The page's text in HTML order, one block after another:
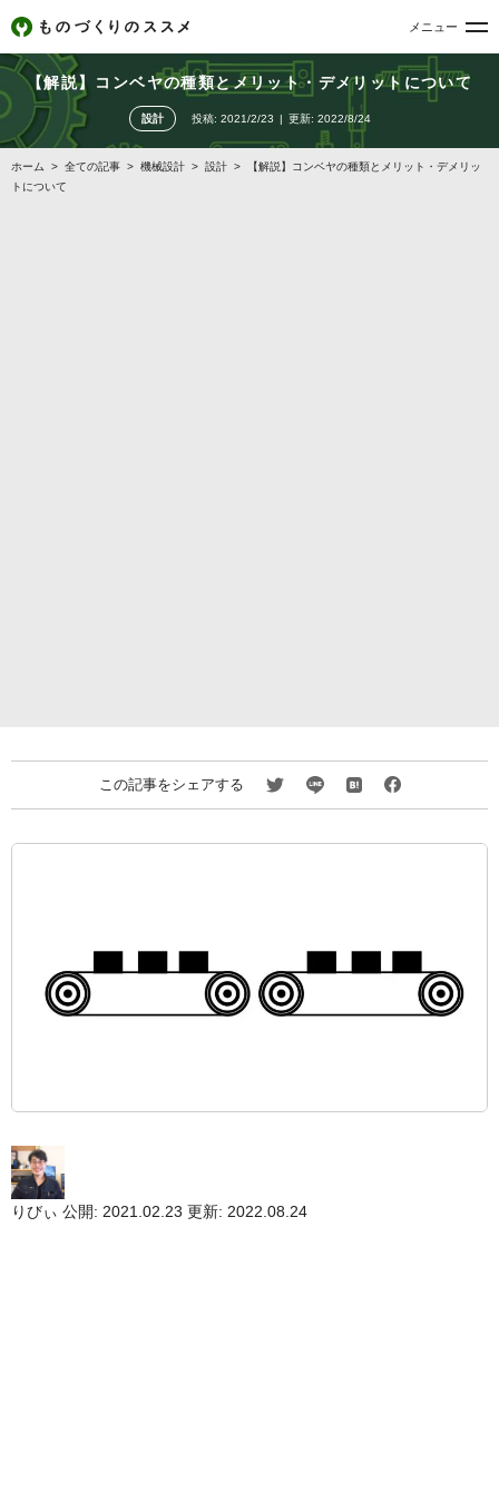
メニュー
【解説】コンベヤの種類とメリット・デメリットについて
設計 投稿: 2021/2/23 更新: 2022/8/24
ホーム > 全ての記事 > 機械設計 > 設計 >
【解説】コンベヤの種類とメリット・デメリッ
トについて
この記事をシェアする
りびぃ 公開: 2021.02.23 更新: 2022.08.24